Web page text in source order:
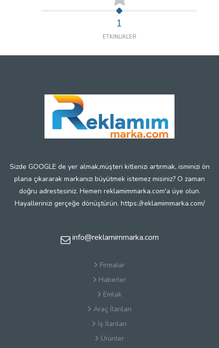
1
ETKİNLİKLER
Sizde GOOGLE de yer almak,müşteri kitlenizi artırmak, isminizi ön
plana çıkararak markanızı büyütmek istemez misiniz? O zaman
doğru adrestesiniz. Hemen reklamimmarka.com'a üye olun.
Hayallerinizi gerçeğe dönüştürün. https://reklamimmarka.com/
info@reklamimmarka.com
Firmalar
Haberler
Emlak
Araç İlanları
İş İlanları
Ürünler